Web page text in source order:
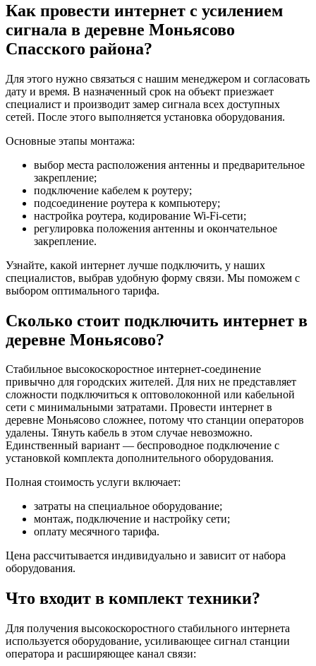
Как провести интернет с усилением
сигнала в деревне Моньясово
Спасского района?
Для этого нужно связаться с нашим менеджером и согласовать
дату и время. В назначенный срок на объект приезжает
специалист и производит замер сигнала всех доступных
сетей. После этого выполняется установка оборудования.
Основные этапы монтажа:
выбор места расположения антенны и предварительное
закрепление;
подключение кабелем к роутеру;
подсоединение роутера к компьютеру;
настройка роутера, кодирование Wi-Fi-сети;
регулировка положения антенны и окончательное
закрепление.
Узнайте, какой интернет лучше подключить, у наших
специалистов, выбрав удобную форму связи. Мы поможем с
выбором оптимального тарифа.
Сколько стоит подключить интернет в
деревне Моньясово?
Стабильное высокоскоростное интернет-соединение
привычно для городских жителей. Для них не представляет
сложности подключиться к оптоволоконной или кабельной
сети с минимальными затратами. Провести интернет в
деревне Моньясово сложнее, потому что станции операторов
удалены. Тянуть кабель в этом случае невозможно.
Единственный вариант — беспроводное подключение с
установкой комплекта дополнительного оборудования.
Полная стоимость услуги включает:
затраты на специальное оборудование;
монтаж, подключение и настройку сети;
оплату месячного тарифа.
Цена рассчитывается индивидуально и зависит от набора
оборудования.
Что входит в комплект техники?
Для получения высокоскоростного стабильного интернета
используется оборудование, усиливающее сигнал станции
оператора и расширяющее канал связи: